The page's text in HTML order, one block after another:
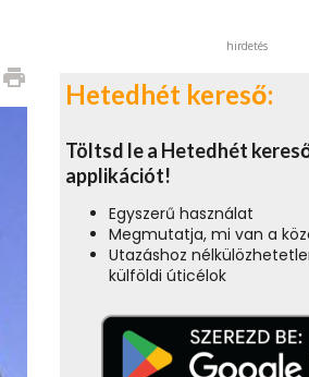
print
hirdetés
Hetedhét kereső:
Töltsd le a Hetedhét
applikációt!
Egyszerű használat
Megmutatja, mi van a
Utazáshoz
külföldi úticélok